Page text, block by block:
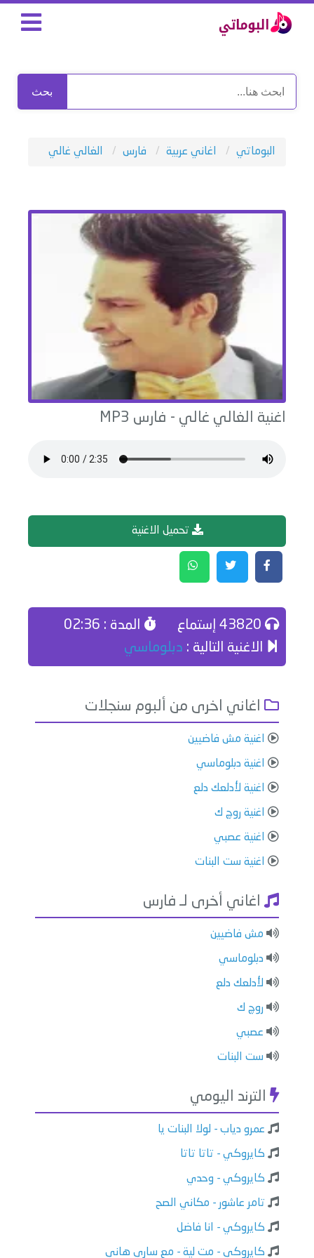
بحث
البوماتي اغاني عربية فارس الغالي غالي
اغنية الغالي غالي - فارس
تحميل الاغنية
المدة : 02:36
الاغنية التالية : دبلوماسي
اغاني اخرى من ألبوم سنجلات
اغنية مش فاضيين
اغنية دبلوماسي
اغنية لأدلعك دلع
اغنية روچ ك
اغنية عصبي
اغنية ست البنات
اغاني أخرى لـ فارس
مش فاضيين
دبلوماسي
لأدلعك دلع
روچ ك
عصبي
ست البنات
الترند اليومي
عمرو دياب - لولا البنات يا
كايروكي - تاتا تاتا
كايروكي - وحدي
تامر عاشور - مكاني الصح
كايروكي - انا فاضل
كايروكي - مت لية - مع ساري هاني